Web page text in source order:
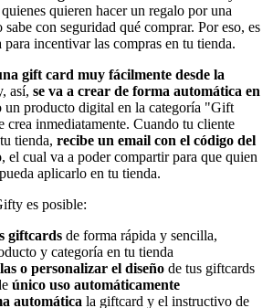
quieren hacer un regalo por una
con seguridad qué comprar. Por eso, es
para incentivar las compras en tu tienda.
gift card muy fácilmente desde la
así, se va a crear de forma automática en
un producto digital en la categoría "Gift
crea inmediatamente. Cuando tu cliente
tienda, recibe un email con el código del
, el cual va a poder compartir para que quien
aplicarlo en tu tienda.
es posible:
giftcards de forma rápida y sencilla,
y categoría en tu tienda
o personalizar el diseño de tus giftcards
único uso automáticamente
automática la giftcard y el instructivo de